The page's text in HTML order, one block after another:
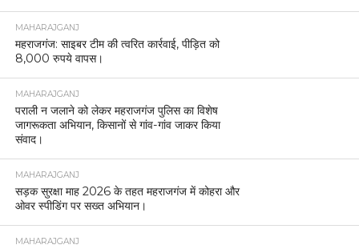
MAHARAJGANJ
महराजगंज: साइबर टीम की त्वरित कार्रवाई, पीड़ित को
8,000 रुपये वापस।
MAHARAJGANJ
पराली न जलाने को लेकर महराजगंज पुलिस का विशेष
जागरूकता अभियान, किसानों से गांव-गांव जाकर किया
संवाद।
MAHARAJGANJ
सड़क सुरक्षा माह 2026 के तहत महराजगंज में कोहरा और
ओवर स्पीडिंग पर सख्त अभियान।
MAHARAJGANJ